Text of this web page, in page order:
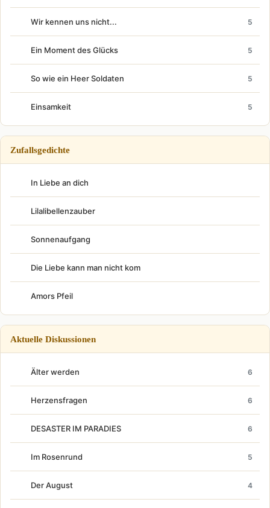
Wir kennen uns nicht... 5
Ein Moment des Glücks 5
So wie ein Heer Soldaten 5
Einsamkeit 5
Zufallsgedichte
In Liebe an dich
Lilalibellenzauber
Sonnenaufgang
Die Liebe kann man nicht kom
Amors Pfeil
Aktuelle Diskussionen
Älter werden 6
Herzensfragen 6
DESASTER IM PARADIES 6
Im Rosenrund 5
Der August 4